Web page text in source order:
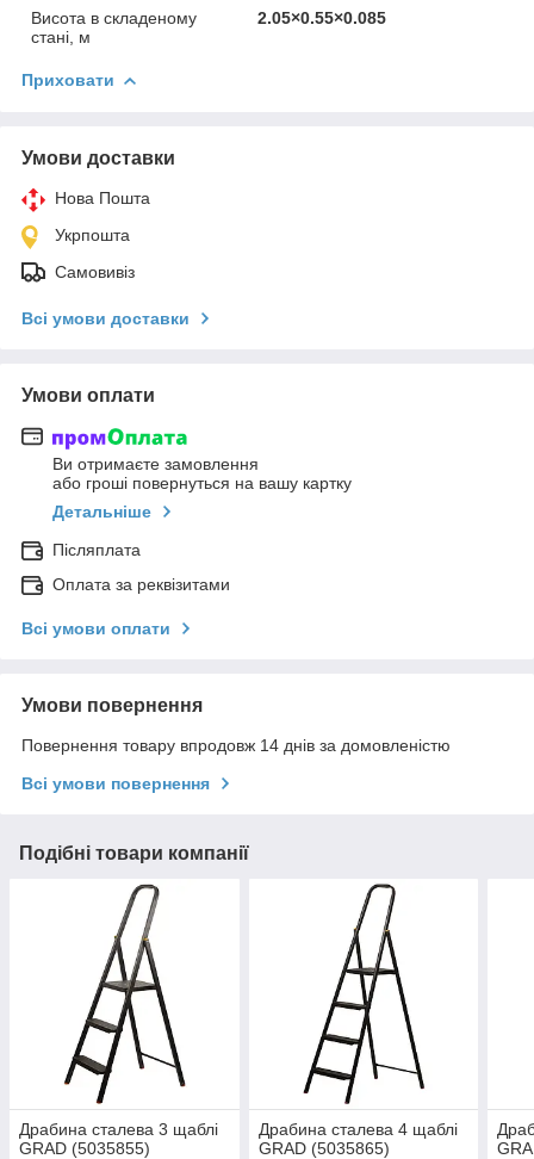
Висота в складеному
стані, м
2.05×0.55×0.085
Приховати
Умови доставки
Нова Пошта
Укрпошта
Самовивіз
Всі умови доставки
Умови оплати
Ви отримаєте замовлення
або гроші повернуться на вашу картку
Детальніше
Післяплата
Оплата за реквізитами
Всі умови оплати
Умови повернення
Повернення товару впродовж 14 днів за домовленістю
Всі умови повернення
Подібні товари компанії
Драбина сталева 3 щаблі
GRAD (5035855)
Драбина сталева 4 щаблі
GRAD (5035865)